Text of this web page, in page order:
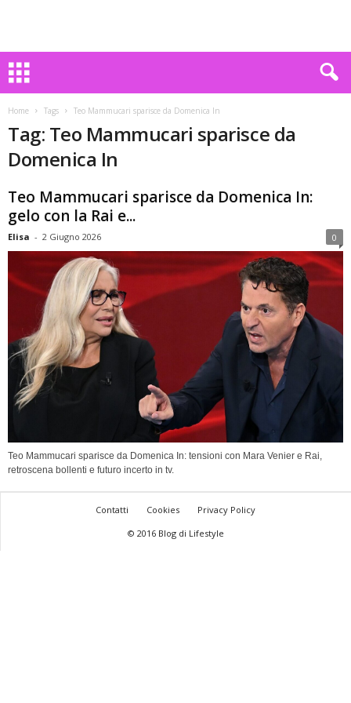
Home Tags Teo Mammucari sparisce da Domenica In
Tag: Teo Mammucari sparisce da
Domenica In
Teo Mammucari sparisce da Domenica In:
gelo con la Rai e...
Elisa - 2 Giugno 2026 0
Teo Mammucari sparisce da Domenica In: tensioni con Mara Venier e Rai,
retroscena bollenti e futuro incerto in tv.
Contatti Cookies
Privacy Policy
© 2016 Blog di Lifestyle